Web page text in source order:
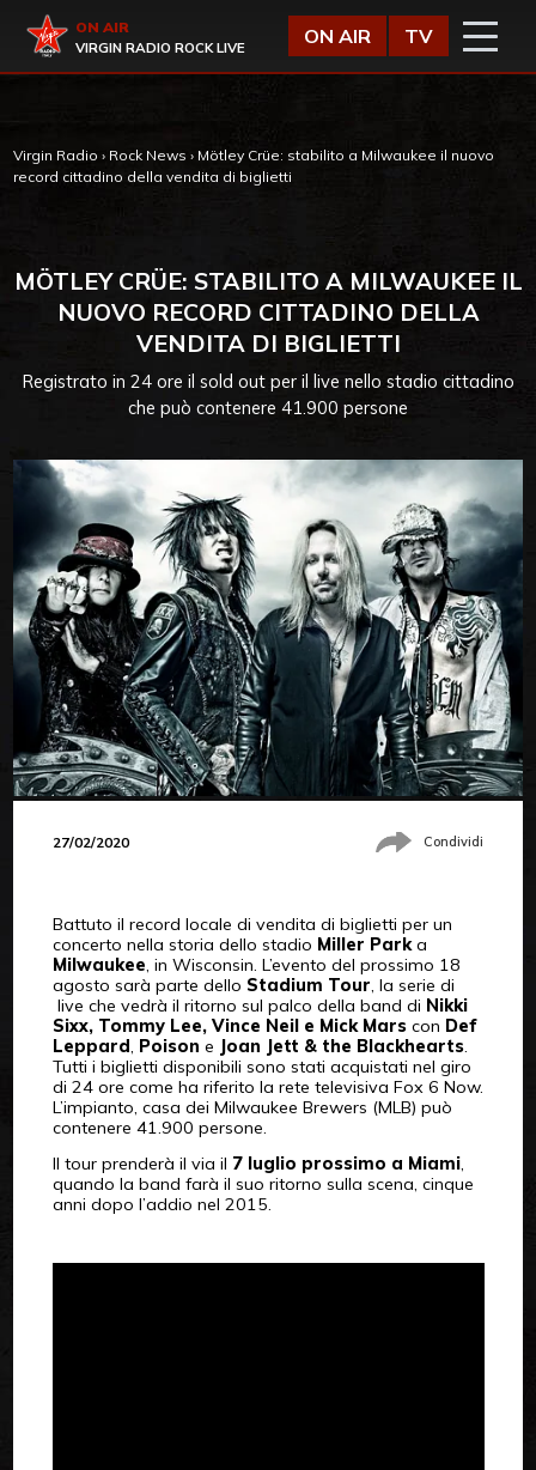
Virgin Radio
ON AIR
VIRGIN RADIO ROCK LIVE
ON AIR TV
Virgin Radio › Rock News › Mötley Crüe: stabilito a Milwaukee il nuovo
record cittadino della vendita di biglietti
MÖTLEY CRÜE: STABILITO A MILWAUKEE IL
NUOVO RECORD CITTADINO DELLA
VENDITA DI BIGLIETTI
Registrato in 24 ore il sold out per il live nello stadio cittadino
che può contenere 41.900 persone
27/02/2020 Condividi
Battuto il record locale di vendita di biglietti per un
concerto nella storia dello stadio Miller Parka
Milwaukee , in Wisconsin. L’evento del prossimo 18
agosto sarà parte dello Stadium Tour , la serie di
live che vedrà il ritorno sul palco della band di Nikki
Sixx, Tommy Lee, Vince Neil e Mick Marscon Def
Leppard Poison e Joan Jett & the Blackhearts.
Tutti i biglietti disponibili sono stati acquistati nel giro
di 24 ore come ha riferito la rete televisiva Fox 6 Now.
L’impianto, casa dei Milwaukee Brewers (MLB) può
contenere 41.900 persone.
Il tour prenderà il via il 7 luglio prossimo a Miami,
quando la band farà il suo ritorno sulla scena, cinque
anni dopo l’addio nel 2015.